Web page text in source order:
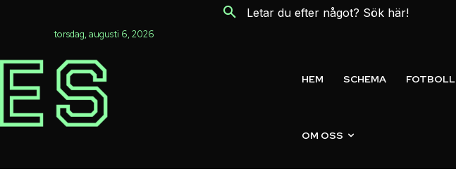
torsdag, augusti 6, 2026
Letar du efter något? Sök här!
HEM SCHEMA FOTBOLL
OM OSS